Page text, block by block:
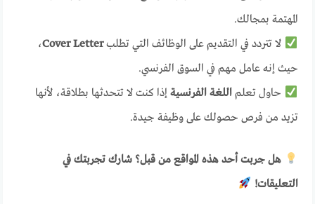
المهتمة بمجالك.
لا تتردد في التقديم على الوظائف التي تطلبCover Letter،
حيث إنه عامل مهم في السوق الفرنسي.
حاول تعلم اللغة الفرنسيةإذا كنت لا تتحدثها بطلاقة، لأنها
تزيد من فرص حصولك على وظيفة جيدة.
هل جربت أحد هذه المواقع من قبل؟ شارك تجربتك في
التعليقات!